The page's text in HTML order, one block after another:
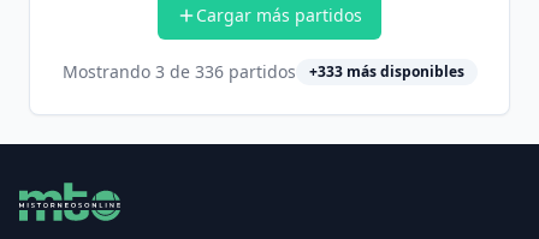
Cargar más partidos
Mostrando 3 de 336partidos +333más disponibles